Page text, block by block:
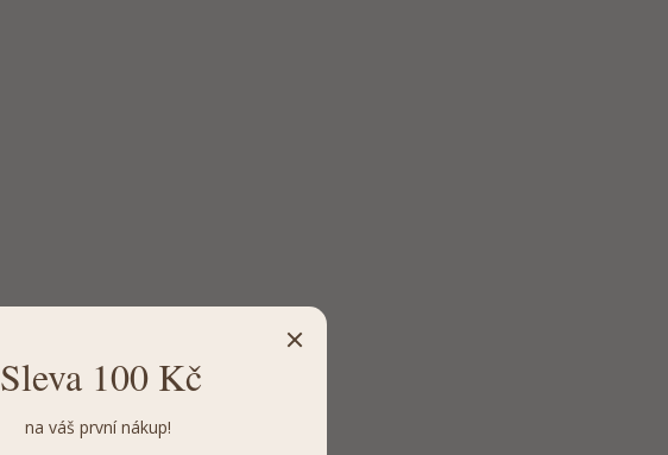
Sleva 100 Kč
na váš první nákup!